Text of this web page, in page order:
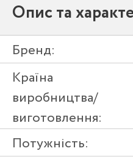
Опис та
Бренд:
Країна
виробництва/
виготовлення:
Потужність: